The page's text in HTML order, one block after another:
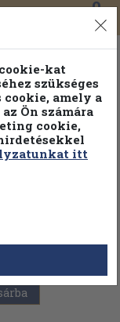
0
kat
szükséges
amely a
Ön számára
cookie,
itt